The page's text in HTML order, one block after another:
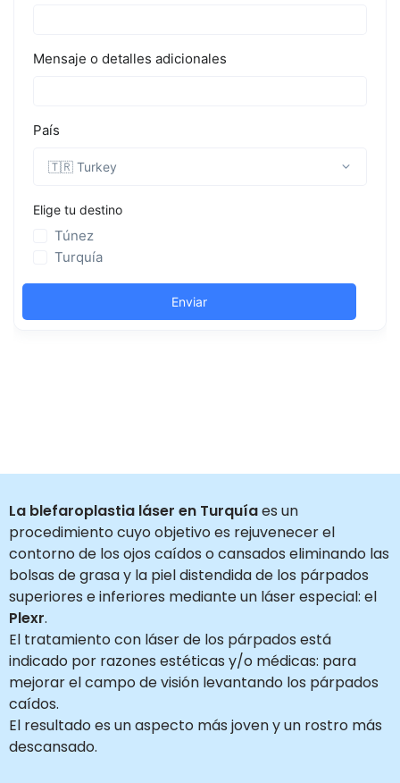
La blefaroplastia láser en Turquíaes un
procedimiento cuyo objetivo es rejuvenecer el
contorno de los ojos caídos o cansados eliminando las
bolsas de grasa y la piel distendida de los párpados
superiores e inferiores mediante un láser especial: el
Plexr.
El tratamiento con láser de los párpados está
indicado por razones estéticas y/o médicas: para
mejorar el campo de visión levantando los párpados
caídos.
El resultado es un aspecto más joven y un rostro más
descansado.